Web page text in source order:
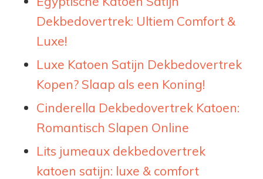
Dekbedovertrek: Ultiem Comfort &
Luxe!
Luxe Katoen Satijn Dekbedovertrek
Kopen? Slaap als een Koning!
Cinderella Dekbedovertrek Katoen:
Romantisch Slapen Online
Lits jumeaux dekbedovertrek
katoen satijn: luxe & comfort